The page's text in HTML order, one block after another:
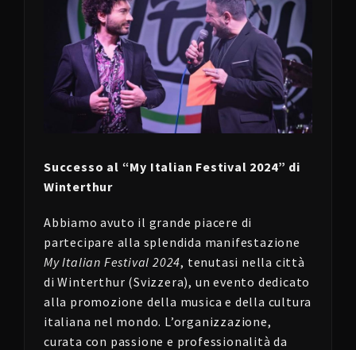
Successo al “My Italian Festival 2024” di
Winterthur
Abbiamo avuto il grande piacere di
partecipare alla splendida manifestazione
My Italian Festival 2024, tenutasi nella città
di Winterthur (Svizzera), un evento dedicato
alla promozione della musica e della cultura
italiana nel mondo. L’organizzazione,
curata con passione e professionalità da